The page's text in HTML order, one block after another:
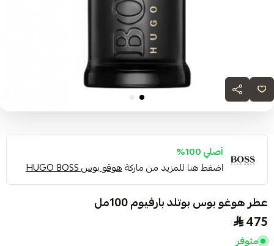
أصلي 100%
اضغط هنا للمزيد من ماركةهوقو بوس HUGO BOSS
عطر هوغو بوس بوتلد بارفيوم 100مل
475
متوفر